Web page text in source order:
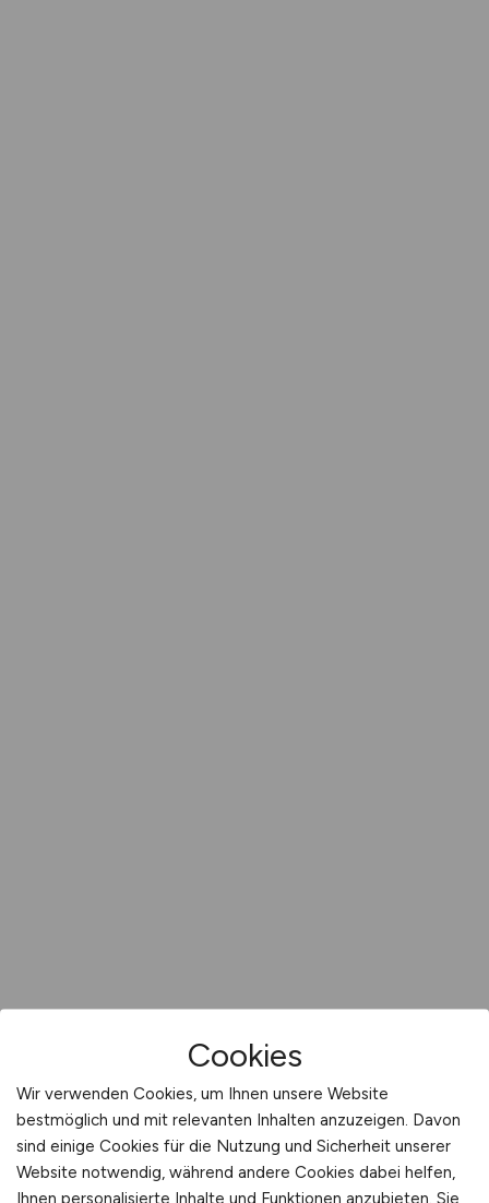
Cookies
Wir verwenden Cookies, um Ihnen unsere Website
bestmöglich und mit relevanten Inhalten anzuzeigen. Davon
sind einige Cookies für die Nutzung und Sicherheit unserer
Website notwendig, während andere Cookies dabei helfen,
Ihnen personalisierte Inhalte und Funktionen anzubieten. Sie